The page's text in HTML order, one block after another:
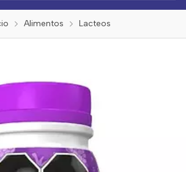
Alimentos Lacteos